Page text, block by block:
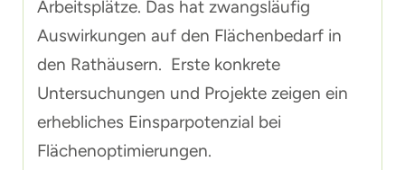
Arbeitsplätze. Das hat zwangsläufig
Auswirkungen auf den Flächenbedarf in
den Rathäusern. Erste konkrete
Untersuchungen und Projekte zeigen ein
erhebliches Einsparpotenzial bei
Flächenoptimierungen.